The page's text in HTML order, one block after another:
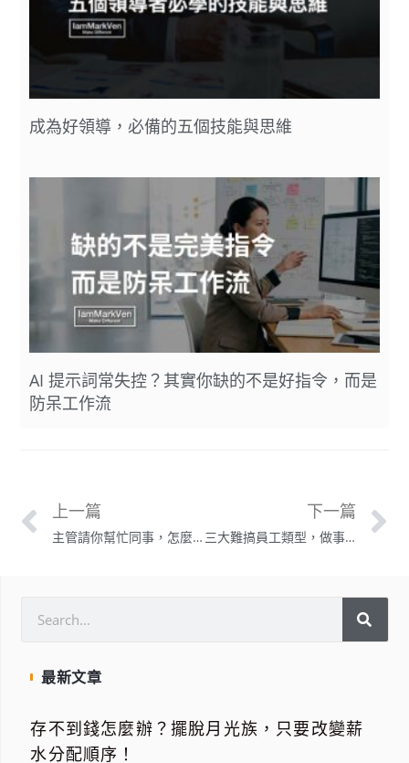
成為好領導，必備的五個技能與思維
AI 提示詞常失控？其實你缺的不是好指令，而是
防呆工作流
上一篇
主管請你幫忙同事，怎麼幫才能有效率？
下一篇
三大難搞員工類型，做事速度慢、自我感覺良好、倚老賣老該怎麼處理？
最新文章
存不到錢怎麼辦？擺脫月光族，只要改變薪
水分配順序！